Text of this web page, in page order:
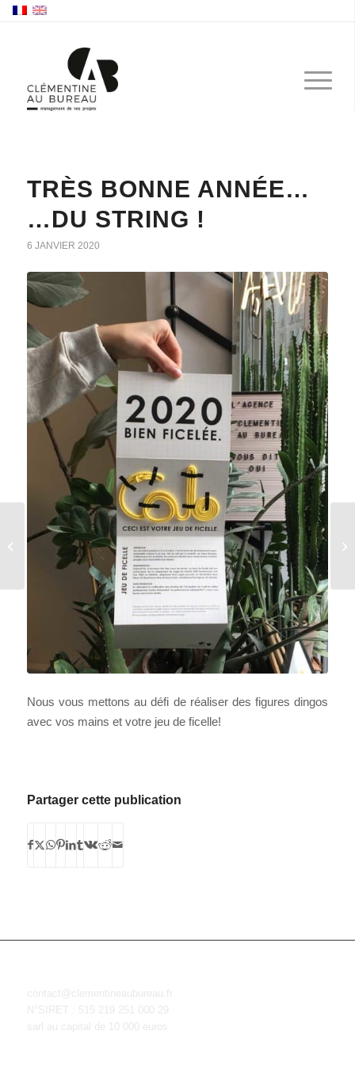
TRÈS BONNE ANNÉE…
…DU STRING !
6 JANVIER 2020
Nous vous mettons au défi de réaliser des figures dingos
avec vos mains et votre jeu de ficelle!
Partager cette publication
LUMIÈRES SUR
L’ARTISTE OUATTARA
WATTS – FIAC!